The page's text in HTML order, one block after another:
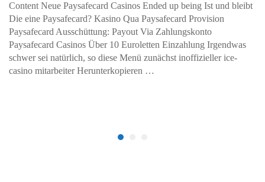
Content Neue Paysafecard Casinos Ended up being Ist und bleibt
Die eine Paysafecard? Kasino Qua Paysafecard Provision
Paysafecard Ausschüttung: Payout Via Zahlungskonto
Paysafecard Casinos Über 10 Euroletten Einzahlung Irgendwas
schwer sei natürlich, so diese Menü zunächst inoffizieller ice-
casino mitarbeiter Herunterkopieren …